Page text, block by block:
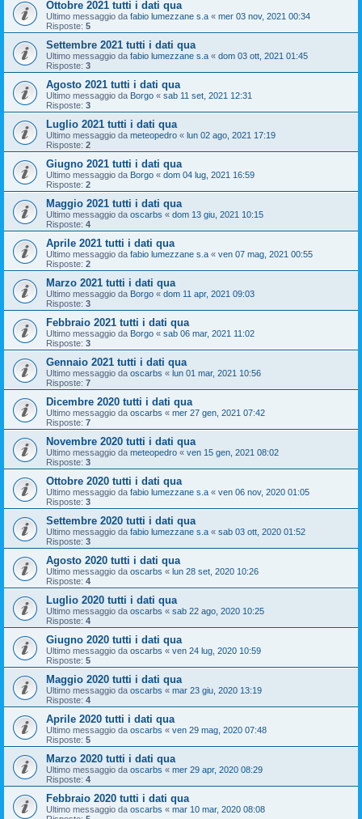
Ottobre 2021 tutti i dati qua
Ultimo messaggio da fabio lumezzane s.a « mer 03 nov, 2021 00:34
Risposte: 5
Settembre 2021 tutti i dati qua
Ultimo messaggio da fabio lumezzane s.a « dom 03 ott, 2021 01:45
Risposte: 3
Agosto 2021 tutti i dati qua
Ultimo messaggio da Borgo « sab 11 set, 2021 12:31
Risposte: 3
Luglio 2021 tutti i dati qua
Ultimo messaggio da meteopedro « lun 02 ago, 2021 17:19
Risposte: 2
Giugno 2021 tutti i dati qua
Ultimo messaggio da Borgo « dom 04 lug, 2021 16:59
Risposte: 2
Maggio 2021 tutti i dati qua
Ultimo messaggio da oscarbs « dom 13 giu, 2021 10:15
Risposte: 4
Aprile 2021 tutti i dati qua
Ultimo messaggio da fabio lumezzane s.a « ven 07 mag, 2021 00:55
Risposte: 2
Marzo 2021 tutti i dati qua
Ultimo messaggio da Borgo « dom 11 apr, 2021 09:03
Risposte: 3
Febbraio 2021 tutti i dati qua
Ultimo messaggio da Borgo « sab 06 mar, 2021 11:02
Risposte: 3
Gennaio 2021 tutti i dati qua
Ultimo messaggio da oscarbs « lun 01 mar, 2021 10:56
Risposte: 7
Dicembre 2020 tutti i dati qua
Ultimo messaggio da oscarbs « mer 27 gen, 2021 07:42
Risposte: 7
Novembre 2020 tutti i dati qua
Ultimo messaggio da meteopedro « ven 15 gen, 2021 08:02
Risposte: 3
Ottobre 2020 tutti i dati qua
Ultimo messaggio da fabio lumezzane s.a « ven 06 nov, 2020 01:05
Risposte: 3
Settembre 2020 tutti i dati qua
Ultimo messaggio da fabio lumezzane s.a « sab 03 ott, 2020 01:52
Risposte: 3
Agosto 2020 tutti i dati qua
Ultimo messaggio da oscarbs « lun 28 set, 2020 10:26
Risposte: 4
Luglio 2020 tutti i dati qua
Ultimo messaggio da oscarbs « sab 22 ago, 2020 10:25
Risposte: 4
Giugno 2020 tutti i dati qua
Ultimo messaggio da oscarbs « ven 24 lug, 2020 10:59
Risposte: 5
Maggio 2020 tutti i dati qua
Ultimo messaggio da oscarbs « mar 23 giu, 2020 13:19
Risposte: 4
Aprile 2020 tutti i dati qua
Ultimo messaggio da oscarbs « ven 29 mag, 2020 07:48
Risposte: 5
Marzo 2020 tutti i dati qua
Ultimo messaggio da oscarbs « mer 29 apr, 2020 08:29
Risposte: 4
Febbraio 2020 tutti i dati qua
Ultimo messaggio da oscarbs « mar 10 mar, 2020 08:08